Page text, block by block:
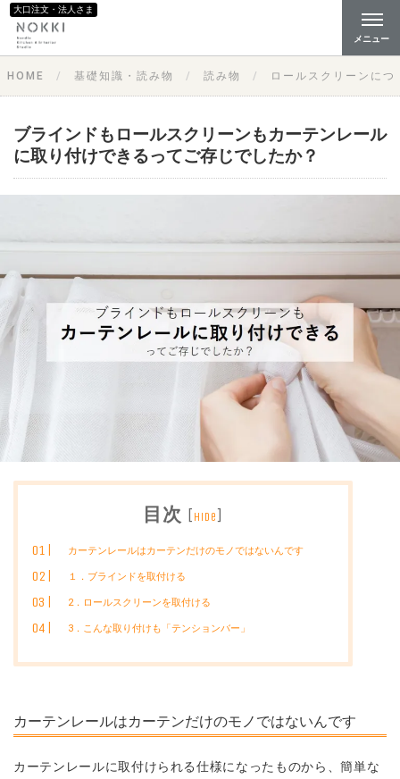
大口注文・法人さま
メニュー
HOME 基礎知識・読み物 読み物 ロールスクリーンにつ
ブラインドもロールスクリーンもカーテンレール
に取り付けできるってご存じでしたか？
目次 [hide]
カーテンレールはカーテンだけのモノではないんです
１．ブラインドを取付ける
2．ロールスクリーンを取付ける
3．こんな取り付けも「テンションバー」
カーテンレールはカーテンだけのモノではないんです
カーテンレールに取付けられる仕様になったものから、簡単な